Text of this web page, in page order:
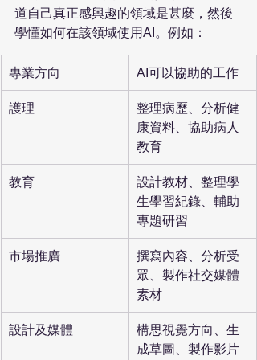
道自己真正感興趣的領域是甚麼，然後
學懂如何在該領域使用AI。例如：
專業方向 AI可以協助的工作
護理
整理病歷、分析健
康資料、協助病人
教育
教育
設計教材、整理學
生學習紀錄、輔助
專題研習
市場推廣
撰寫內容、分析受
眾、製作社交媒體
素材
設計及媒體
構思視覺方向、生
成草圖、製作影片